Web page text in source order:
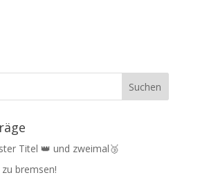
Titel 👑 und zweimal🥉
bremsen!